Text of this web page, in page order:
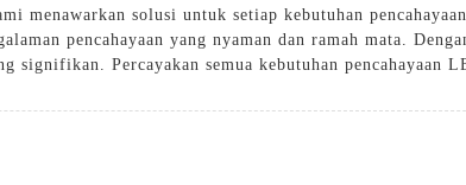
menawarkan solusi untuk setiap kebutuhan
pencahayaan yang nyaman dan ramah mata.
signifikan. Percayakan semua kebutuhan pencahayaan